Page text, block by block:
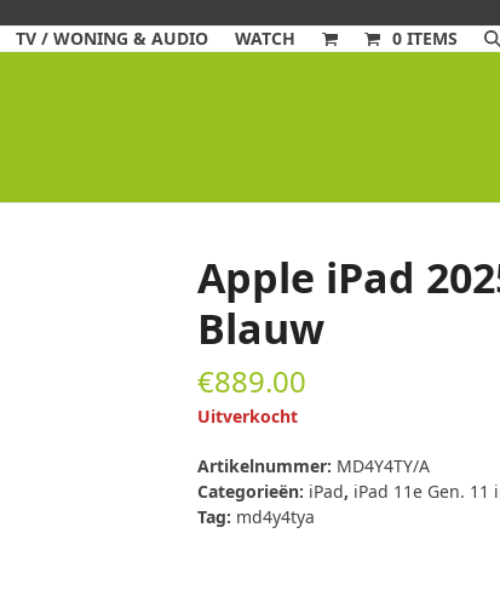
TV / WONING & AUDIO WATCH 0 ITEMS
Apple iPad
Blauw
€889.00
Uitverkocht
Artikelnummer: MD4Y4TY/A
Categorieën: iPad, iPad 11e Gen. 11
Tag: md4y4tya